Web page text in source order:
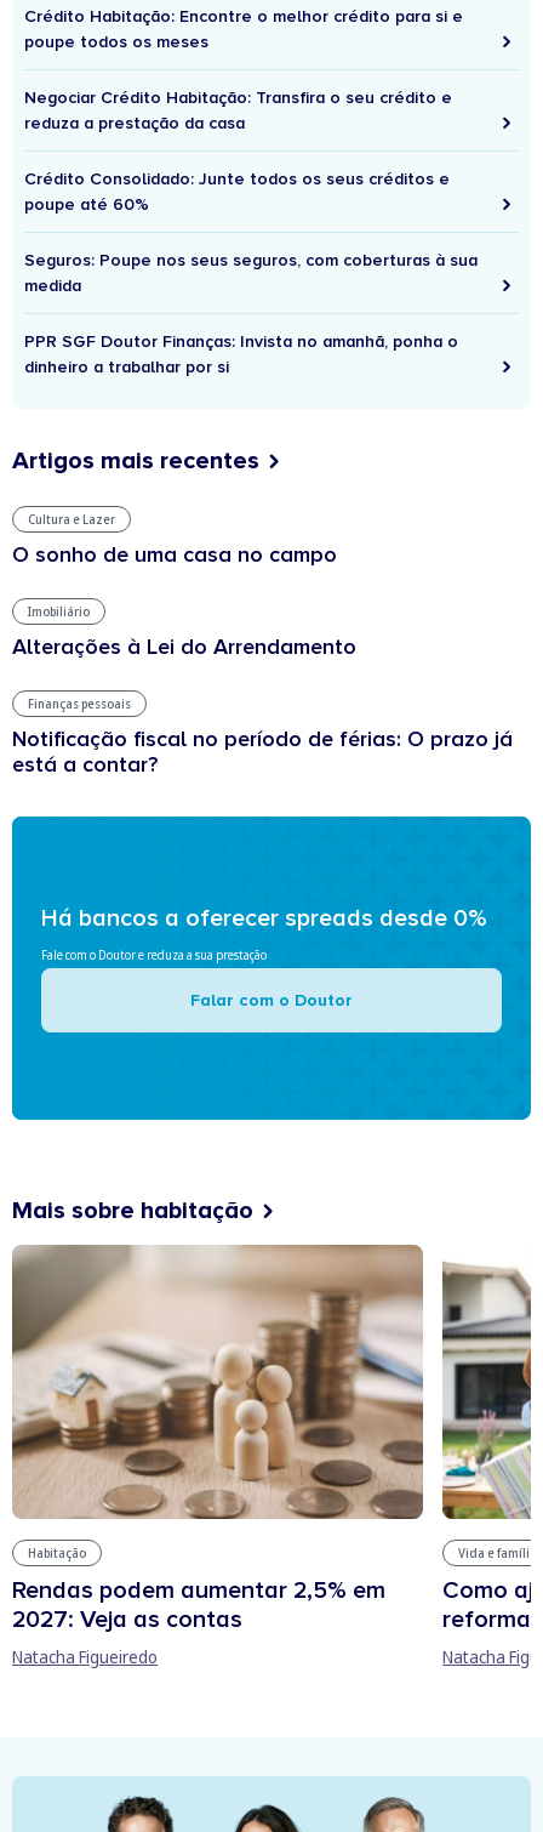
Crédito Habitação: Encontre o melhor crédito para si e
poupe todos os meses
Negociar Crédito Habitação: Transfira o seu crédito e
reduza a prestação da casa
Crédito Consolidado: Junte todos os seus créditos e
poupe até 60%
Seguros: Poupe nos seus seguros, com coberturas à sua
medida
PPR SGF Doutor Finanças: Invista no amanhã, ponha o
dinheiro a trabalhar por si
Artigos mais recentes
Cultura e Lazer
O sonho de uma casa no campo
Imobiliário
Alterações à Lei do Arrendamento
Finanças pessoais
Notificação fiscal no período de férias: O prazo já
está a contar?
Há bancos a oferecer spreads desde 0%
Fale com o Doutor e reduza a sua prestação
Falar com o Doutor
Mais sobre habitação
Habitação
Rendas podem aumentar 2,5% em
2027: Veja as contas
Natacha Figueiredo
Vida e família
Como
reforma
Natacha